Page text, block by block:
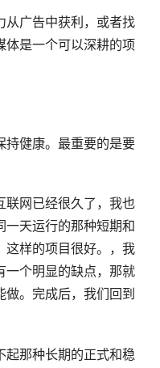
从广告中获利，或者找
体是一个可以深耕的项
持健康。最重要的是要
联网已经很久了，我也
一天运行的那种短期和
这样的项目很好。，我
一个明显的缺点，那就
。完成后，我们回到
起那种长期的正式和稳